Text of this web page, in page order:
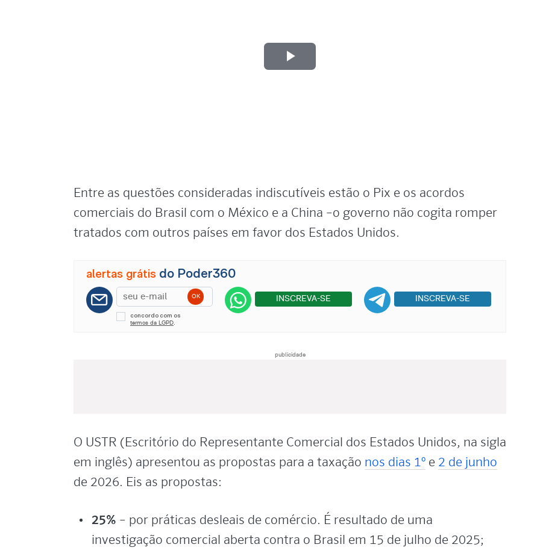
Play
Entre as questões consideradas indiscutíveis estão o Pix e os acordos
comerciais do Brasil com o México e a China –o governo não cogita romper
tratados com outros países em favor dos Estados Unidos.
alertas grátis do Poder360
concordo com os
termos da LGPD
INSCREVA-SE INSCREVA-SE
publicidade
O USTR (Escritório do Representante Comercial dos Estados Unidos, na sigla
em inglês) apresentou as propostas para a taxação nos dias 1º e 2 de junho
de 2026. Eis as propostas:
25% – por práticas desleais de comércio. É resultado de uma
investigação comercial aberta contra o Brasil em 15 de julho de 2025;